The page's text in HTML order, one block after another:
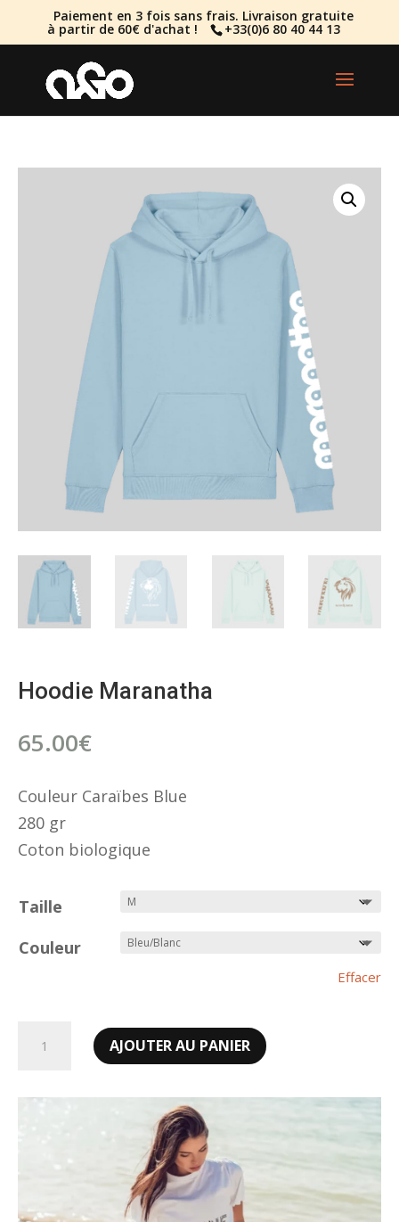
Paiement en 3 fois sans frais. Livraison gratuite
à partir de 60€ d'achat ! +33(0)6 80 40 44 13
Hoodie Maranatha
65.00€
Couleur Caraïbes Blue
280 gr
Coton biologique
Taille
Couleur
Effacer
AJOUTER AU PANIER